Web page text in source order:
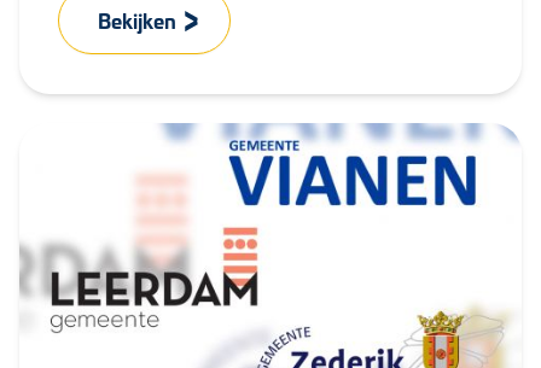
arbeid hebben grote gevolgen voor de OR. Hoe
blijf...
Bekijken